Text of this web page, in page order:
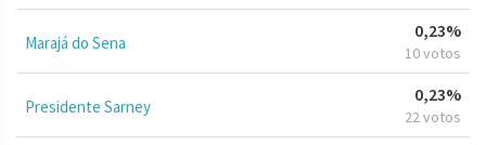
Marajá do Sena
0,23%
10 votos
Presidente Sarney
0,23%
22 votos